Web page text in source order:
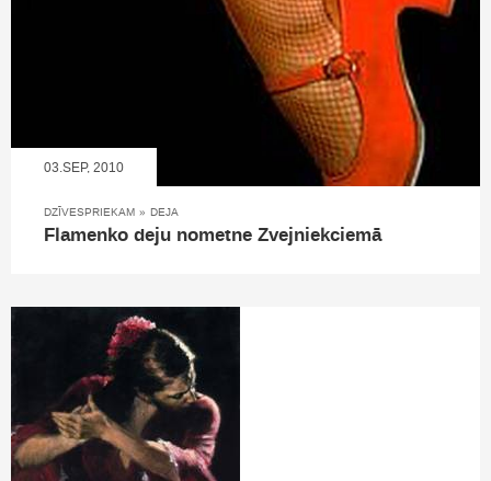
03.SEP, 2010
DZĪVESPRIEKAM » DEJA
Flamenko deju nometne Zvejniekciemā